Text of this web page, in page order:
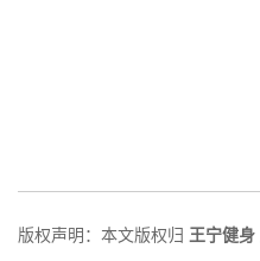
版权声明：本文版权归 王宁健身